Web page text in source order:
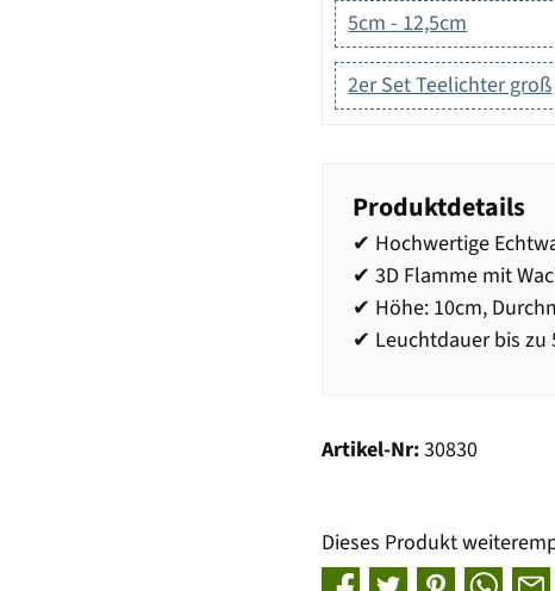
5cm - 12,5cm
2er Set Teelichter groß
Produktdetails
✔ Hochwertige
✔ 3D Flamme mit
✔ Höhe: 10cm,
✔ Leuchtdauer bis zu
Artikel-Nr:30830
Dieses Produkt